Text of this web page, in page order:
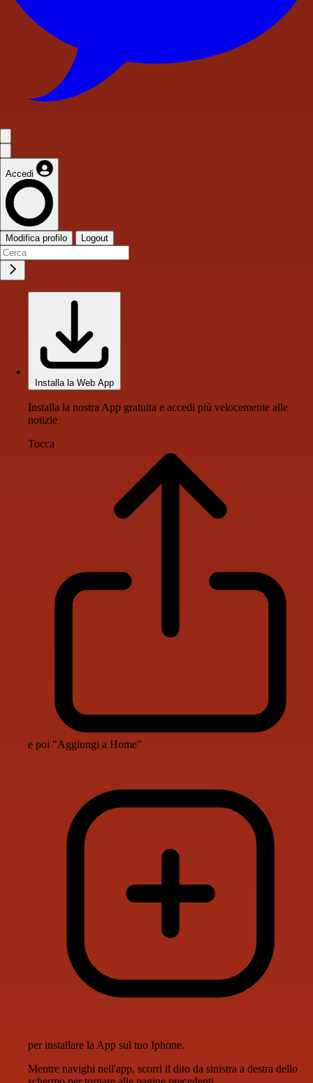
Accedi
Modifica profilo Logout
Installa la Web App
Installa la nostra App gratuita e accedi più velocemente alle
notizie
Tocca
e poi "Aggiungi a Home"
per installare la App sul tuo Iphone.
Mentre navighi nell'app, scorri il dito da sinistra a destra dello